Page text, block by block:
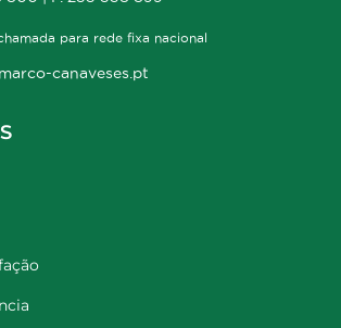
para rede fixa nacional
canaveses.pt